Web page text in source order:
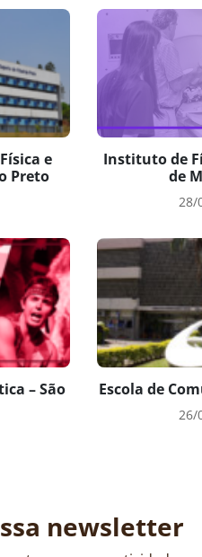
e
Preto
Instituto de
de
28/
– São
Escola de
26/
newsletter